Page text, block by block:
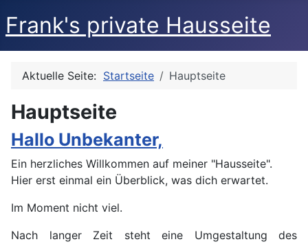
Frank's private Hausseite
Aktuelle Seite: Startseite Hauptseite
Hauptseite
Hallo Unbekanter,
Ein herzliches Willkommen auf meiner "Hausseite".
Hier erst einmal ein Überblick, was dich erwartet.
Im Moment nicht viel.
Nach langer Zeit steht eine Umgestaltung des